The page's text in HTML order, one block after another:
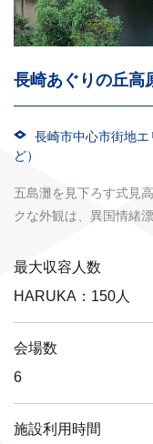
長崎あぐりの丘高
長崎市中心市街地
ど）
五島灘を見下ろす式見
クな外観は、異国情緒
最大収容人数
HARUKA：150人
会場数
6
施設利用時間